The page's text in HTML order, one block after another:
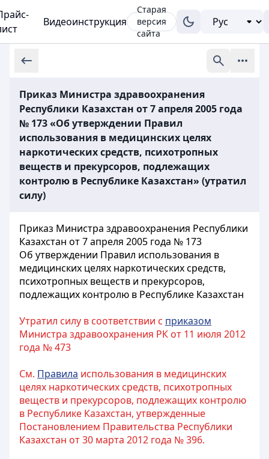
Видеоинструкция
Старая
версия
сайта
Приказ Министра здравоохранения
Республики Казахстан от 7 апреля 2005 года
№ 173 «Об утверждении Правил
использования в медицинских целях
наркотических средств, психотропных
веществ и прекурсоров, подлежащих
контролю в Республике Казахстан» (утратил
силу)
Приказ Министра здравоохранения Республики
Казахстан от 7 апреля 2005 года № 173
Об утверждении Правил использования в
медицинских целях наркотических средств,
психотропных веществ и прекурсоров,
подлежащих контролю в Республике Казахстан
Утратил силу в соответствии с приказом
Министра здравоохранения РК от 11 июля 2012
года № 473
См. Правила использования в медицинских
целях наркотических средств, психотропных
веществ и прекурсоров, подлежащих контролю
в Республике Казахстан, утвержденные
Постановлением Правительства Республики
Казахстан от 30 марта 2012 года № 396.